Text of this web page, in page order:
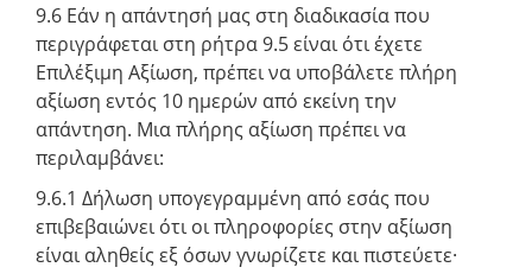
9.6 Εάν η απάντησή μας στη διαδικασία που
περιγράφεται στη ρήτρα 9.5 είναι ότι έχετε
Επιλέξιμη Αξίωση, πρέπει να υποβάλετε πλήρη
αξίωση εντός 10 ημερών από εκείνη την
απάντηση. Μια πλήρης αξίωση πρέπει να
περιλαμβάνει:
9.6.1 Δήλωση υπογεγραμμένη από εσάς που
επιβεβαιώνει ότι οι πληροφορίες στην αξίωση
είναι αληθείς εξ όσων γνωρίζετε και πιστεύετε·